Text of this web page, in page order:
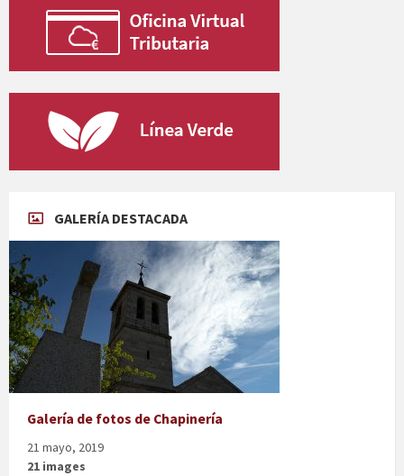
GALERÍA DESTACADA
Galería de fotos de Chapinería
21 mayo, 2019
21 images